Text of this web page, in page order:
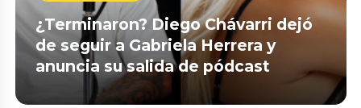
¿Terminaron? Diego Chávarri dejó
de seguir a Gabriela Herrera y
anuncia su salida de pódcast